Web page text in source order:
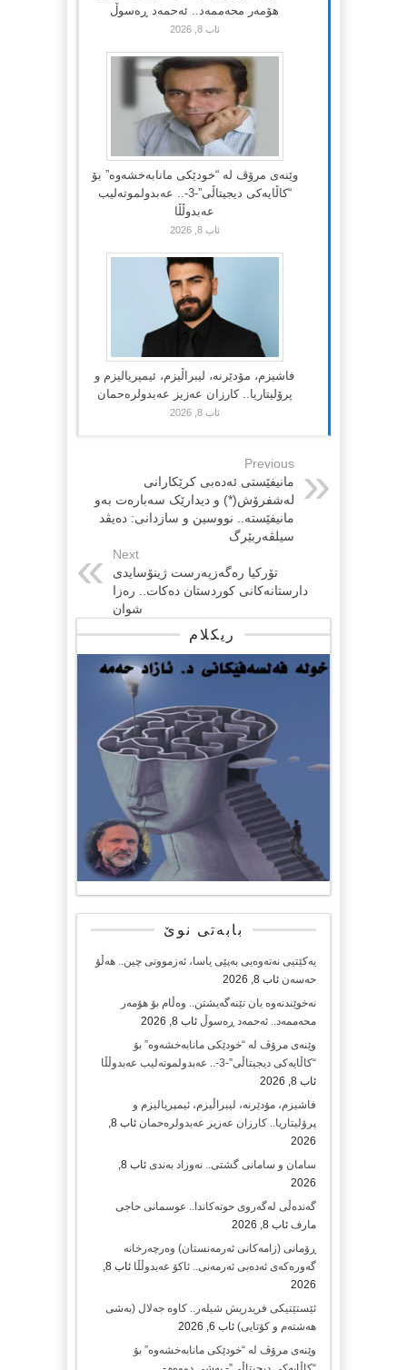
هۆمەر محەممەد.. ئەحمەد ڕەسوڵ
ئاب 8, 2026
وێنەی مرۆڤ لە “خودێکی مانابەخشەوە” بۆ
“کاڵایەکی دیجیتاڵی”-3-.. عەبدولموتەلیب
عەبدوڵڵا
ئاب 8, 2026
فاشیزم، مۆدێرنە، لیبراڵیزم، ئیمپریالیزم و
پرۆلیتاریا.. کارزان عەزیز عەبدولرەحمان
ئاب 8, 2026
Previous
مانیفێستی ئەدەبی کرێکارانی
لەشفرۆش(*) و دیدارێک سەبارەت بەو
مانیفێستە.. نووسین و سازدانی: دەیڤد
سیلڤەربێرگ
Next
تۆرکیا رەگەزپەرست ژینۆسایدی
دارستانەکانی کوردستان دەکات.. رەزا
شوان
ریکلام
بابەتی نوێ
یەکێتیی نەتەوەیی بەپێی یاسا، ئەزموونی چین.. هەڵۆ
حەسەن ئاب 8, 2026
نەخوێندنەوە یان تێنەگەیشتن.. وەڵام بۆ هۆمەر
محەممەد.. ئەحمەد ڕەسوڵ ئاب 8, 2026
وێنەی مرۆڤ لە “خودێکی مانابەخشەوە” بۆ
“کاڵایەکی دیجیتاڵی”-3-.. عەبدولموتەلیب عەبدوڵڵا
ئاب 8, 2026
فاشیزم، مۆدێرنە، لیبراڵیزم، ئیمپریالیزم و
پرۆلیتاریا.. کارزان عەزیز عەبدولرەحمان
ئاب 8,
2026
سامان و سامانی گشتی.. نەوزاد بەندی
ئاب 8,
2026
گەندەڵی لەگەروی حوتەکاندا.. عوسمانی حاجی
مارف ئاب 8, 2026
ڕۆمانی (زامه‌كانی ئەرمەنستان) وه‌رچه‌رخانه‌
گه‌وره‌كه‌ی ئه‌ده‌بی ئه‌رمه‌نی.. ئاكۆ عه‌بدوڵڵا
ئاب 8,
2026
ئێستێتیکی فریدریش شیلەر.. کاوە جەلال (بەشی
هەشتەم و کۆتایی) ئاب 6, 2026
وێنەی مرۆڤ لە “خودێکی مانابەخشەوە” بۆ